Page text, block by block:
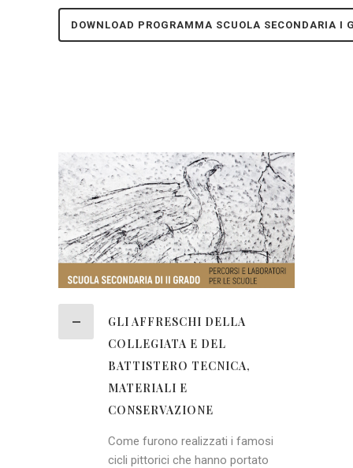
DOWNLOAD PROGRAMMA SCUOLA SECONDARIA I
GLI AFFRESCHI DELLA
COLLEGIATA E DEL
BATTISTERO TECNICA,
MATERIALI E
CONSERVAZIONE
Come furono realizzati i famosi
cicli pittorici che hanno portato